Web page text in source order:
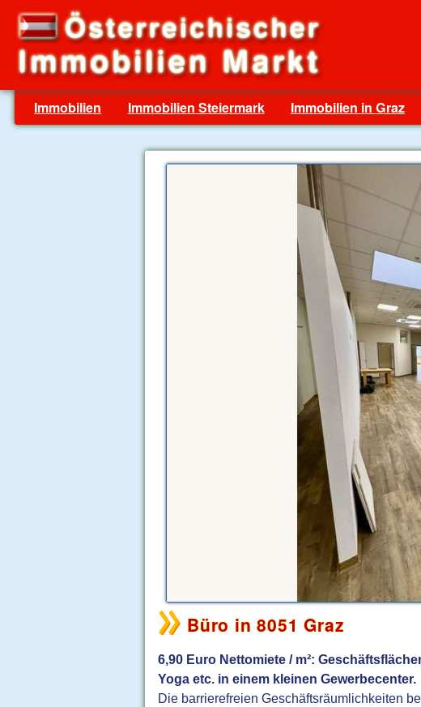
Immobilien Immobilien Steiermark Immobilien in Graz
Büro in 8051 Graz
6,90 Euro Nettomiete / m²:
Yoga etc. in einem kleinen Gewerbecenter.
Die barrierefreien Geschäftsräumlichkeiten